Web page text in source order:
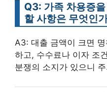
Q3: 가족 차용증
할 사항은 무엇인
A3: 대출 금액이 크면
하고, 수수료나 이자 조
분쟁의 소지가 있으니